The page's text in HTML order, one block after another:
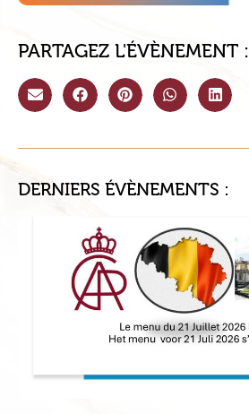
PARTAGEZ L'ÉVÈNEMENT :
DERNIERS ÉVÈNEMENTS :